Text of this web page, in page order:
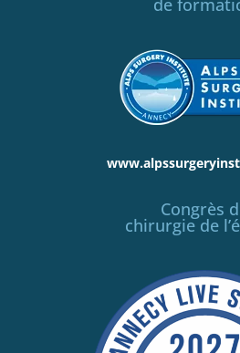
Congrès
chirurgie de